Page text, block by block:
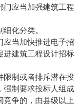
门应当加强建筑工程
化分类。
当加快推进电子招
进建筑工程设计招标
制或者排斥潜在投
强制要求投标人组成
竞争的，由县级以上